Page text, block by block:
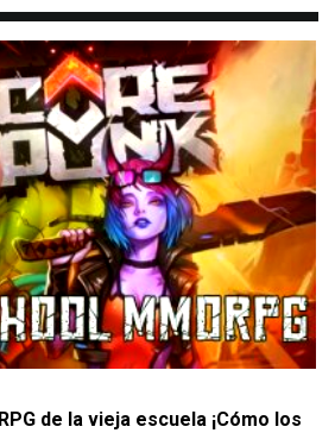
de la vieja escuela ¡Cómo los